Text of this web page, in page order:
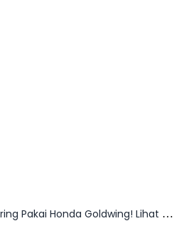
Wow, Nenek 91 Tahun Touring Pakai Honda Goldwing! Lihat Aksinya